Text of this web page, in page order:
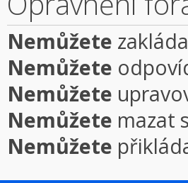
Nemůžete
Nemůžete
Nemůžete
Nemůžete mazat
Nemůžete